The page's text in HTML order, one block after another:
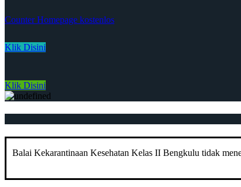
Counter Homepage kostenlos
Klik Disini
Klik Disini
Balai Kekarantinaan Kesehatan Kelas II Bengkulu tidak